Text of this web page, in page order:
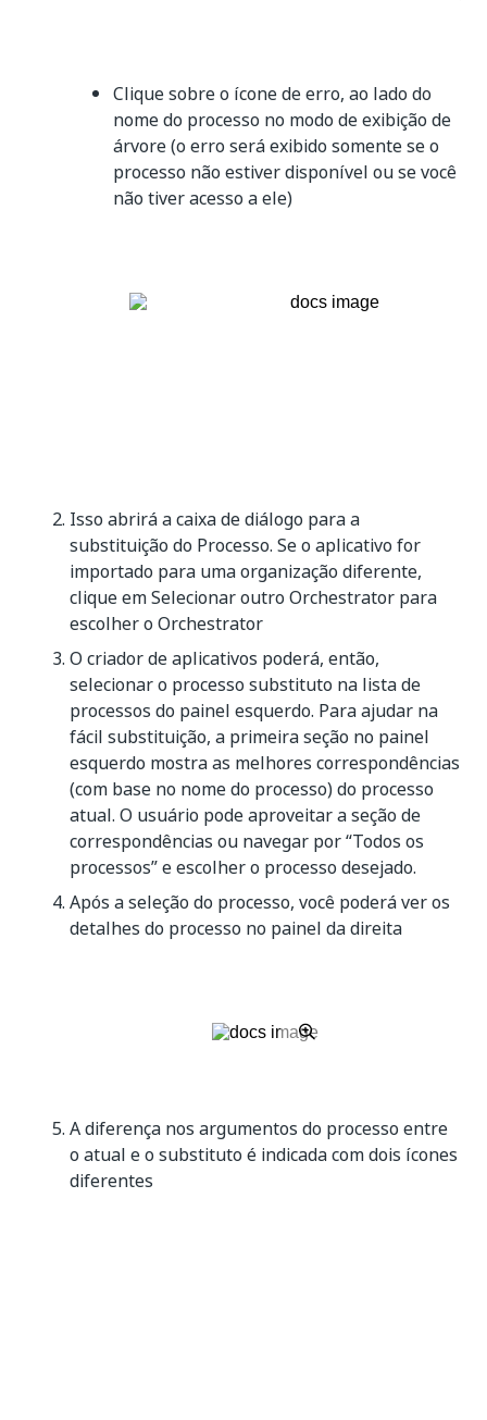
Clique sobre o ícone de erro, ao lado do
nome do processo no modo de exibição de
árvore (o erro será exibido somente se o
processo não estiver disponível ou se você
não tiver acesso a ele)
Isso abrirá a caixa de diálogo para a
substituição do Processo. Se o aplicativo for
importado para uma organização diferente,
clique em Selecionar outro Orchestrator para
escolher o Orchestrator
O criador de aplicativos poderá, então,
selecionar o processo substituto na lista de
processos do painel esquerdo. Para ajudar na
fácil substituição, a primeira seção no painel
esquerdo mostra as melhores correspondências
(com base no nome do processo) do processo
atual. O usuário pode aproveitar a seção de
correspondências ou navegar por “Todos os
processos” e escolher o processo desejado.
Após a seleção do processo, você poderá ver os
detalhes do processo no painel da direita
A diferença nos argumentos do processo entre
o atual e o substituto é indicada com dois ícones
diferentes